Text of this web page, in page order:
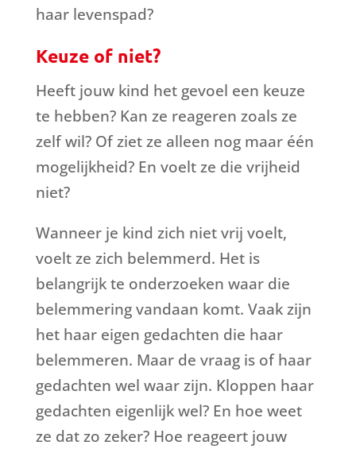
haar levenspad?
Keuze of niet?
Heeft jouw kind het gevoel een keuze
te hebben? Kan ze reageren zoals ze
zelf wil? Of ziet ze alleen nog maar één
mogelijkheid? En voelt ze die vrijheid
niet?
Wanneer je kind zich niet vrij voelt,
voelt ze zich belemmerd. Het is
belangrijk te onderzoeken waar die
belemmering vandaan komt. Vaak zijn
het haar eigen gedachten die haar
belemmeren. Maar de vraag is of haar
gedachten wel waar zijn. Kloppen haar
gedachten eigenlijk wel? En hoe weet
ze dat zo zeker? Hoe reageert jouw